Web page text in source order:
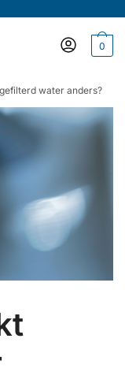
0
water anders?